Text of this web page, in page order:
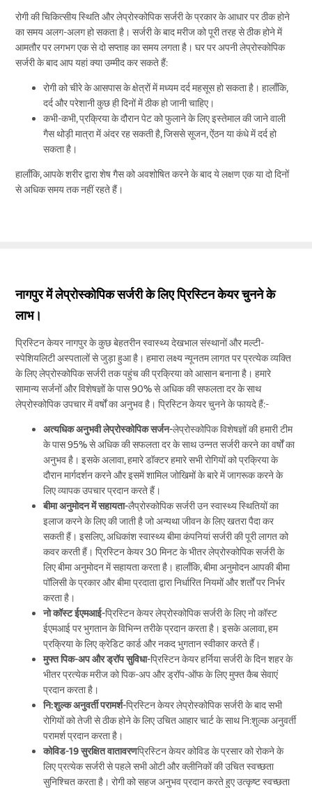
रोगी की चिकित्सीय स्थिति और लेप्रोस्कोपिक सर्जरी के प्रकार के आधार पर ठीक होने
का समय अलग-अलग हो सकता है। सर्जरी के बाद मरीज को पूरी तरह से ठीक होने में
आमतौर पर लगभग एक से दो सप्ताह का समय लगता है। घर पर अपनी लेप्रोस्कोपिक
सर्जरी के बाद आप यहां क्या उम्मीद कर सकते हैं:
रोगी को चीरे के आसपास के क्षेत्रों में मध्यम दर्द महसूस हो सकता है। हालाँकि,
दर्द और परेशानी कुछ ही दिनों में ठीक हो जानी चाहिए।
कभी-कभी, प्रक्रिया के दौरान पेट को फुलाने के लिए इस्तेमाल की जाने वाली
गैस थोड़ी मात्रा में अंदर रह सकती है, जिससे सूजन, ऐंठन या कंधे में दर्द हो
सकता है।
हालाँकि, आपके शरीर द्वारा शेष गैस को अवशोषित करने के बाद ये लक्षण एक या दो दिनों
से अधिक समय तक नहीं रहते हैं।
नागपुर में लेप्रोस्कोपिक सर्जरी के लिए प्रिस्टिन केयर चुनने के
लाभ।
प्रिस्टिन केयर नागपुर के कुछ बेहतरीन स्वास्थ्य देखभाल संस्थानों और मल्टी-
स्पेशियलिटी अस्पतालों से जुड़ा हुआ है। हमारा लक्ष्य न्यूनतम लागत पर प्रत्येक व्यक्ति
के लिए लेप्रोस्कोपिक सर्जरी तक पहुंच की प्रक्रिया को आसान बनाना है। हमारे
सामान्य सर्जनों और विशेषज्ञों के पास 90% से अधिक की सफलता दर के साथ
लेप्रोस्कोपिक उपचार में वर्षों का अनुभव है। प्रिस्टिन केयर चुनने के फायदे हैं:-
अत्यधिक अनुभवी लेप्रोस्कोपिक सर्जन-लेप्रोस्कोपिक विशेषज्ञों की हमारी टीम
के पास 95% से अधिक की सफलता दर के साथ उन्नत सर्जरी करने का वर्षों का
अनुभव है। इसके अलावा, हमारे डॉक्टर हमारे सभी रोगियों को प्रक्रिया के
दौरान मार्गदर्शन करने और इसमें शामिल जोखिमों के बारे में जागरूक करने के
लिए व्यापक उपचार प्रदान करते हैं।
बीमा अनुमोदन में सहायता-लैप्रोस्कोपिक सर्जरी उन स्वास्थ्य स्थितियों का
इलाज करने के लिए की जाती है जो अन्यथा जीवन के लिए खतरा पैदा कर
सकती हैं। इसलिए, अधिकांश स्वास्थ्य बीमा कंपनियां सर्जरी की पूरी लागत को
कवर करती हैं। प्रिस्टिन केयर 30 मिनट के भीतर लेप्रोस्कोपिक सर्जरी के
लिए बीमा अनुमोदन में सहायता करता है। हालाँकि, बीमा अनुमोदन आपकी बीमा
पॉलिसी के प्रकार और बीमा प्रदाता द्वारा निर्धारित नियमों और शर्तों पर निर्भर
करता है।
नो कॉस्ट ईएमआई-प्रिस्टिन केयर लेप्रोस्कोपिक सर्जरी के लिए नो कॉस्ट
ईएमआई पर भुगतान के विभिन्न तरीके प्रदान करता है। इसके अलावा, हम
प्रक्रिया के लिए क्रेडिट कार्ड और नकद भुगतान स्वीकार करते हैं।
मुफ्त पिक-अप और ड्रॉप सुविधा-प्रिस्टिन केयर हर्निया सर्जरी के दिन शहर के
भीतर प्रत्येक मरीज को पिक-अप और ड्रॉप-ऑफ के लिए मुफ्त कैब सेवाएं
प्रदान करता है।
नि:शुल्क अनुवर्ती परामर्श-प्रिस्टिन केयर लेप्रोस्कोपिक सर्जरी के बाद सभी
रोगियों को तेजी से ठीक होने के लिए उचित आहार चार्ट के साथ नि:शुल्क अनुवर्ती
परामर्श प्रदान करता है।
कोविड-19 सुरक्षित वातावरणप्रिस्टिन केयर कोविड के प्रसार को रोकने के
लिए प्रत्येक सर्जरी से पहले सभी ओटी और क्लीनिकों की उचित स्वच्छता
सुनिश्चित करता है। रोगी को सहज अनुभव प्रदान करते हुए उत्कृष्ट स्वच्छता